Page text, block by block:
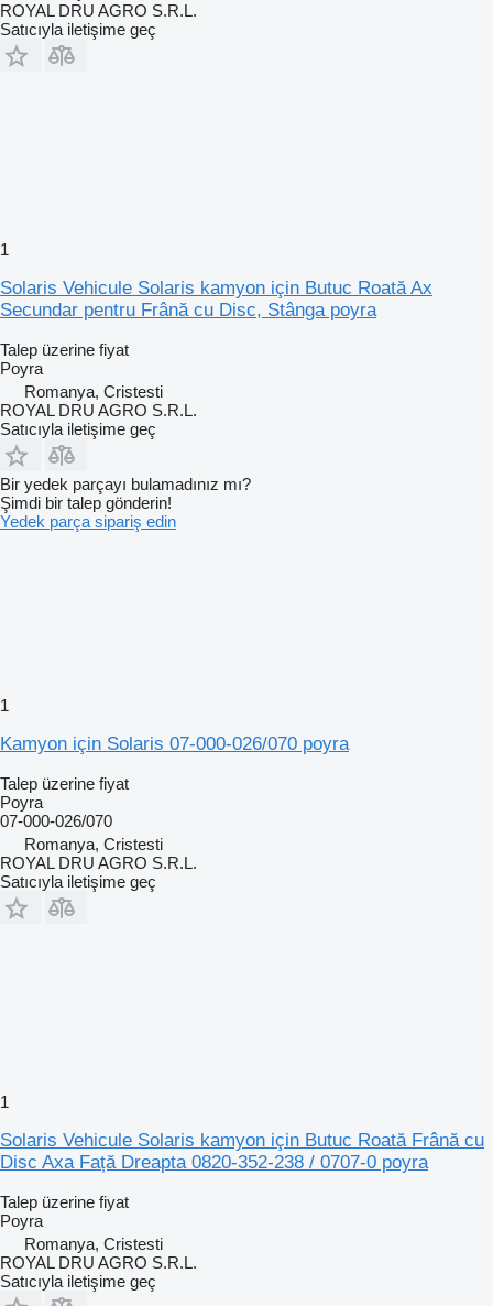
ROYAL DRU AGRO S.R.L.
Satıcıyla iletişime geç
1
Solaris Vehicule Solaris kamyon için Butuc Roată Ax
Secundar pentru Frână cu Disc, Stânga poyra
Talep üzerine fiyat
Poyra
Romanya, Cristesti
ROYAL DRU AGRO S.R.L.
Satıcıyla iletişime geç
Bir yedek parçayı bulamadınız mı?
Şimdi bir talep gönderin!
Yedek parça sipariş edin
1
Kamyon için Solaris 07-000-026/070 poyra
Talep üzerine fiyat
Poyra
07-000-026/070
Romanya, Cristesti
ROYAL DRU AGRO S.R.L.
Satıcıyla iletişime geç
1
Solaris Vehicule Solaris kamyon için Butuc Roată Frână cu
Disc Axa Față Dreapta 0820-352-238 / 0707-0 poyra
Talep üzerine fiyat
Poyra
Romanya, Cristesti
ROYAL DRU AGRO S.R.L.
Satıcıyla iletişime geç